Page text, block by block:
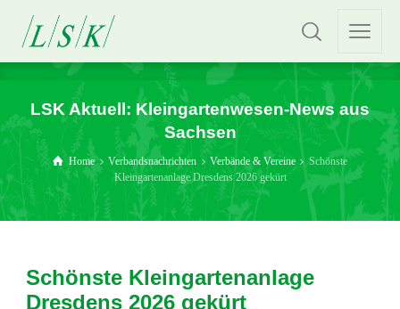
LSK Aktuell: Kleingartenwesen-News aus
Sachsen
Home Verbandsnachrichten Verbände & Vereine
Schönste
Kleingartenanlage Dresdens 2026 gekürt
Schönste Kleingartenanlage
Dresdens 2026 gekürt